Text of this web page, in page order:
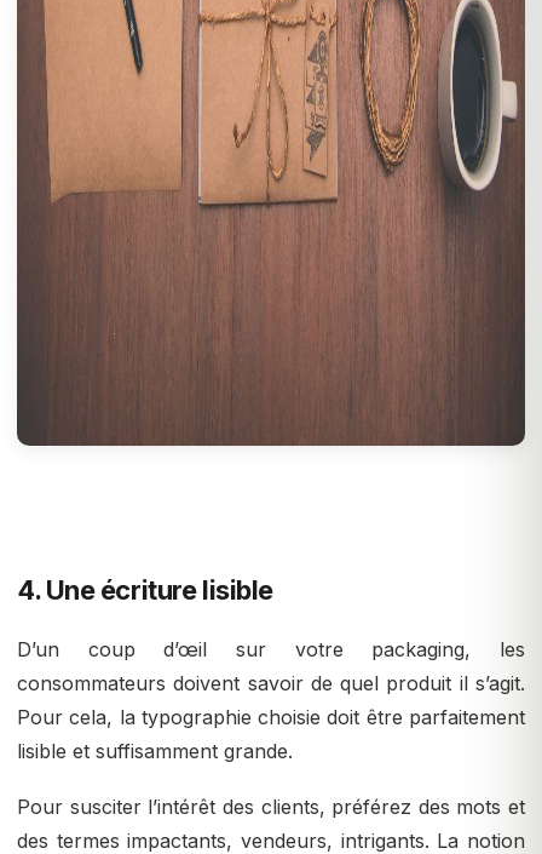
4. Une écriture lisible
D’un coup d’œil sur votre packaging, les
consommateurs doivent savoir de quel produit il s’agit.
Pour cela, la typographie choisie doit être parfaitement
lisible et suffisamment grande.
Pour susciter l’intérêt des clients, préférez des mots et
des termes impactants, vendeurs, intrigants. La notion